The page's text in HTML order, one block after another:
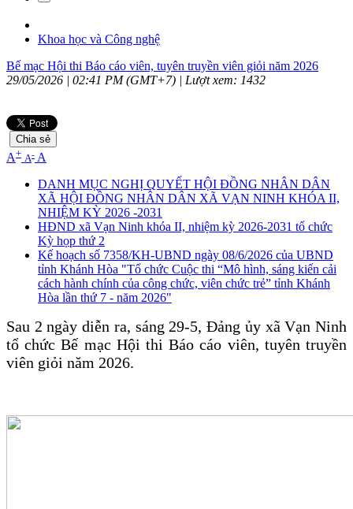
Khoa học và Công nghệ
Bế mạc Hội thi Báo cáo viên, tuyên truyền viên giỏi năm 2026
29/05/2026 | 02:41 PM (GMT+7) | Lượt xem: 1432
Chia sẻ
A+ A- A
DANH MỤC NGHỊ QUYẾT HỘI ĐỒNG NHÂN DÂN
XÃ HỘI ĐỒNG NHÂN DÂN XÃ VẠN NINH KHÓA II,
NHIỆM KỲ 2026 -2031
HĐND xã Vạn Ninh khóa II, nhiệm kỳ 2026-2031 tổ chức
Kỳ họp thứ 2
Kế hoạch số 7358/KH-UBND ngày 08/6/2026 của UBND
tỉnh Khánh Hòa "Tổ chức Cuộc thi “Mô hình, sáng kiến cải
cách hành chính của công chức, viên chức trẻ” tỉnh Khánh
Hòa lần thứ 7 - năm 2026"
Sau 2 ngày diễn ra, sáng 29-5, Đảng ủy xã Vạn Ninh
tổ chức Bế mạc Hội thi Báo cáo viên, tuyên truyền
viên giỏi năm 2026.